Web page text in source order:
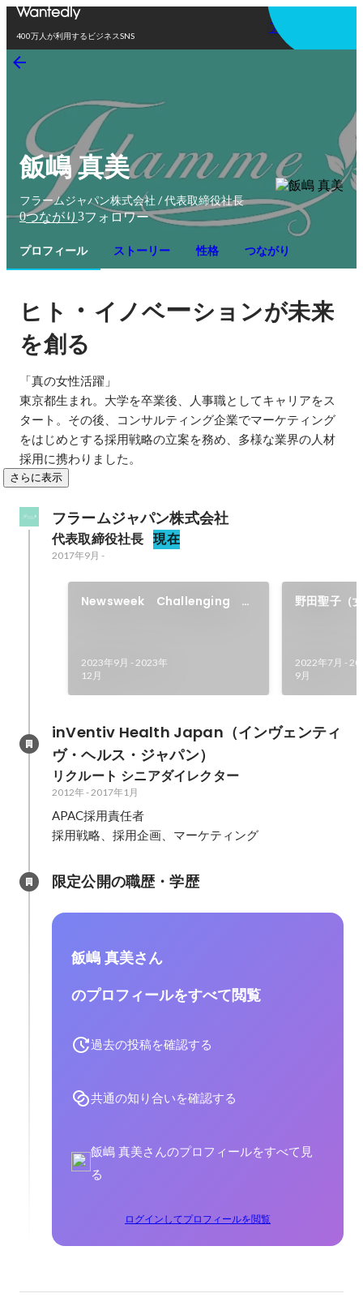
400万人が利用するビジネスSNS
アプリを使う
飯嶋 真美
フラームジャパン株式会社 / 代表取締役社長
0つながり 3フォロワー
プロフィール ストーリー 性格 つながり
ヒト ・ イノベーションが未来
を創る
「真の女性活躍」
東京都生まれ。大学を卒業後、人事職としてキャリアをス
タート。その後、コンサルティング企業でマーケティング
をはじめとする採用戦略の立案を務め、多様な業界の人材
採用に携わりました。
さらに表示
フラームジャパン株式会社
代表取締役社長 現在
2017年9月 -
Newsweek Challenging
2023年9月 -2023年
12月
野田聖子（
2022年7月 -
9月
inVentiv Health Japan（インヴェンティ
ヴ・ヘルス・ジャパン）
リクルート シニアダイレクター
2012年-2017年1月
APAC採用責任者
採用戦略、採用企画、マーケティング
限定公開の職歴・学歴
飯嶋 真美さん
のプロフィールをすべて閲覧
過去の投稿を確認する
共通の知り合いを確認する
飯嶋 真美さんのプロフィールをすべて見
る
ログインしてプロフィールを閲覧